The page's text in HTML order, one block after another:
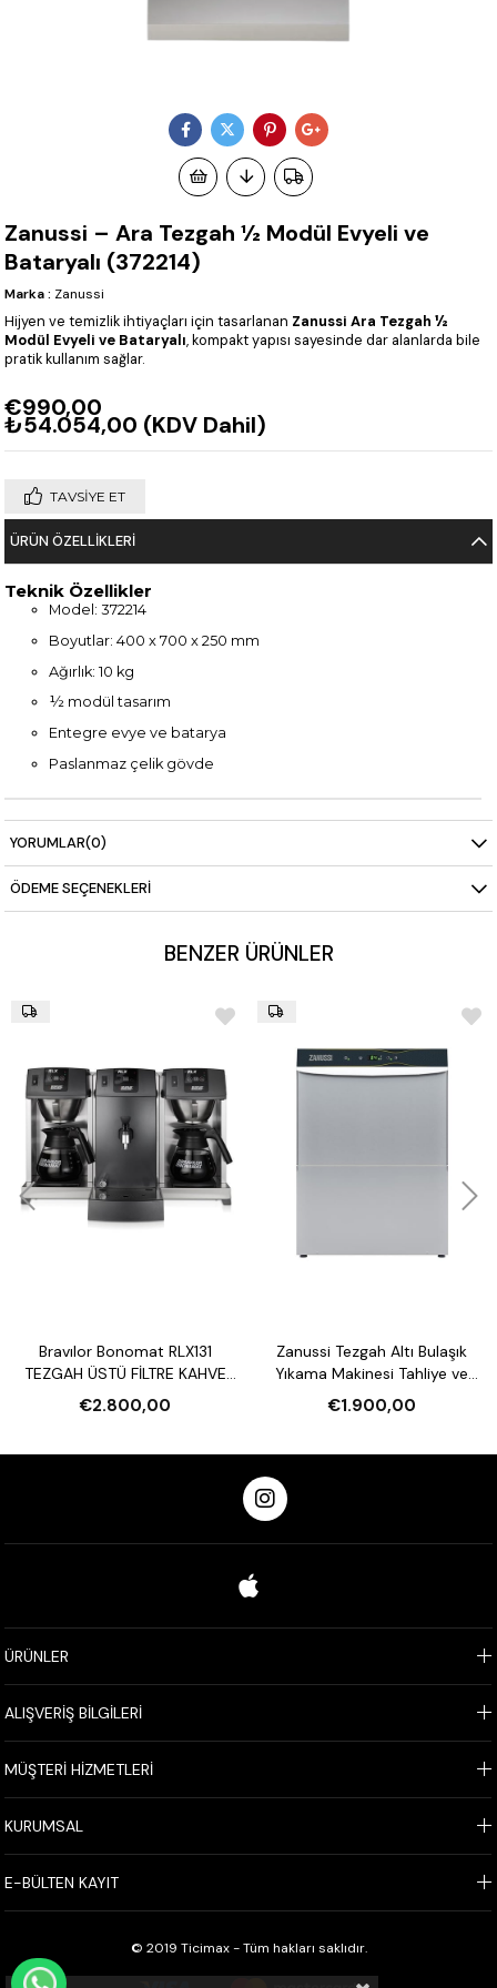
Zanussi – Ara Tezgah ½ Modül Evyeli ve
Bataryalı (372214)
Marka : Zanussi
Hijyen ve temizlik ihtiyaçları için tasarlanan Zanussi Ara Tezgah ½
Modül Evyeli ve Bataryalı, kompakt yapısı sayesinde dar alanlarda bile
pratik kullanım sağlar.
€990,00
₺54.054,00 (KDV Dahil)
TAVSIYE ET
ÜRÜN ÖZELLIKLERI
Teknik Özellikler
Model: 372214
Boyutlar: 400 x 700 x 250 mm
Ağırlık: 10 kg
½ modül tasarım
Entegre evye ve batarya
Paslanmaz çelik gövde
YORUMLAR(0)
ÖDEME SEÇENEKLERI
BENZER ÜRÜNLER
Bravılor Bonomat RLX131
TEZGAH ÜSTÜ FİLTRE KAHVE
MAKİNESİ VE SU ISITICI
€2.800,00
Zanussi Tezgah Altı Bulaşık
Yıkama Makinesi Tahliye ve
Parlatıcı Pompalı
€1.900,00
ÜRÜNLER
ALIŞVERİŞ BİLGİLERİ
MÜŞTERİ HİZMETLERİ
KURUMSAL
E-BÜLTEN KAYIT
© 2019 Ticimax - Tüm hakları saklıdır.